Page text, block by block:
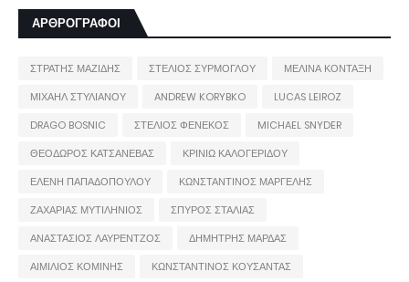
ΑΡΘΡΟΓΡΑΦΟΙ
ΣΤΡΑΤΗΣ ΜΑΖΙΔΗΣ ΣΤΕΛΙΟΣ ΣΥΡΜΟΓΛΟΥ
ΜΕΛΙΝΑ ΚΟΝΤΑΞΗ
ΜΙΧΑΗΛ ΣΤΥΛΙΑΝΟΥ
ANDREW KORYBKO
LUCAS LEIROZ
DRAGO BOSNIC
ΣΤΕΛΙΟΣ ΦΕΝΕΚΟΣ
MICHAEL SNYDER
ΘΕΟΔΩΡΟΣ ΚΑΤΣΑΝΕΒΑΣ
ΚΡΙΝΙΩ ΚΑΛΟΓΕΡΙΔΟΥ
ΕΛΕΝΗ ΠΑΠΑΔΟΠΟΥΛΟΥ
ΚΩΝΣΤΑΝΤΙΝΟΣ ΜΑΡΓΕΛΗΣ
ΖΑΧΑΡΙΑΣ ΜΥΤΙΛΗΝΙΟΣ
ΣΠΥΡΟΣ ΣΤΑΛΙΑΣ
ΑΝΑΣΤΑΣΙΟΣ ΛΑΥΡΕΝΤΖΟΣ
ΔΗΜΗΤΡΗΣ ΜΑΡΔΑΣ
ΑΙΜΙΛΙΟΣ ΚΟΜΙΝΗΣ
ΚΩΝΣΤΑΝΤΙΝΟΣ ΚΟΥΣΑΝΤΑΣ